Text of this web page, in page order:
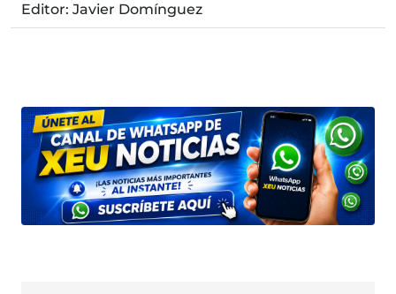
Editor: Javier Domínguez